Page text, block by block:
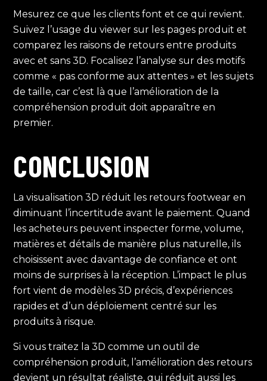
Mesurez ce que les clients font et ce qui revient.
Suivez l’usage du viewer sur les pages produit et
comparez les raisons de retours entre produits
avec et sans 3D. Focalisez l’analyse sur des motifs
comme « pas conforme aux attentes » et les sujets
de taille, car c’est là que l’amélioration de la
compréhension produit doit apparaître en
premier.
CONCLUSION
La visualisation 3D réduit les retours footwear en
diminuant l’incertitude avant le paiement. Quand
les acheteurs peuvent inspecter forme, volume,
matières et détails de manière plus naturelle, ils
choisissent avec davantage de confiance et ont
moins de surprises à la réception. L’impact le plus
fort vient de modèles 3D précis, d’expériences
rapides et d’un déploiement centré sur les
produits à risque.
Si vous traitez la 3D comme un outil de
compréhension produit, l’amélioration des retours
devient un résultat réaliste, qui réduit aussi les